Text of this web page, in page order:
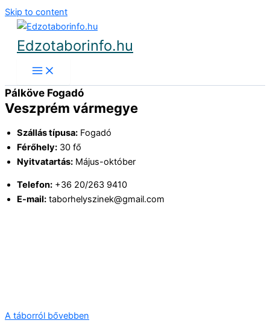
Skip to content
Edzotaborinfo.hu
Pálköve Fogadó
Veszprém vármegye
Szállás típusa: Fogadó
Férőhely: 30 fő
Nyitvatartás: Május-október
Telefon: +36 20/263 9410
E-mail: taborhelyszinek@gmail.com
A táborról bővebben